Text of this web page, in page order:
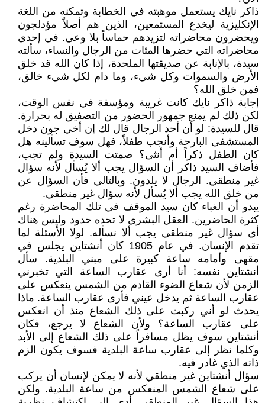
ذاكر نايك يستعمل موهبته في الخطابة وتمكنه من اللغة
الإنكليزية ليخدع المستمعين، الذين هم أصلاً مؤدلجون
ويحضرون محاضراته لتزيدهم حماساً بلا وعي. في إحدى
محاضراته التي حضرها المئات من الرجال والنساء، سألته
سيدة، بالإنابة عن صديقتها الملحدة، إذا كان الله قد خلق
الأرض والسموات وكل شيء، وما دام لكل شيء خالق،
فمن خلق الله؟
إجابة ذاكر نايك كانت غريبة ومؤسفة في نفس الوقت،
لكن ذلك لم يمنع جمهور الحضور من التصفيق له بحرارة.
قال للسيدة: لو أن أحد الرجال قال لك إن أخي جون دخل
المستشفى البارحة وأنجب طفلاً، فهل سوف تسألينه هل
كان الطفل ذكراً أم أنثى؟ صمتت السيدة ولم تجب،
فأضاف السيد ذاكر أن السؤال يجب ألا يُسأل لأنه سؤال
غير منطقي. الرجال لا يلدون. وبالتالي فأن السؤال عن
من خلق الله يجب ألا يُسأل لأنه سؤال غير منطقي.
يبدو أن الغباء كان سيد الموقف في تلك المحاضرة رغم
كثرة الحاضرين. العقل البشري لا تحده حدود وليس هناك
أي سؤال غير منطقي يجب ألا نسأله. لولا الأسئلة لما
تقدم الإنسان. في عام 1905 كان أنشتاين يجلس في
مقهى وأمامه ساعة كبيرة على مبني البلدية. سأل
أنشتاين نفسه: أنا أرى عقارب الساعة التي تخبرني
الزمن لأن شعاع الضوء القادم من الشمس ينعكس على
عقارب الساعة ثم يدخل عيني فأرى عقارب الساعة. ماذا
يحدث لو أني ركبت على ذلك الشعاع منذ أن انعكس
على عقارب الساعة؟ ولأن الشعاع لا يرجع، فكان
أنشتاين سوف يظل مسافراً على ذلك الشعاع إلى الأبد
وكلما نظر إلى عقارب ساعة البلدية فسوف يكون الزم
ذاته الذي غادر فيه.
سؤال أنشتاين غير منطقي لأنه لا يمكن لإنسان أن يركب
على شعاع الشمس المنعكس من ساعة البلدية. ولكن